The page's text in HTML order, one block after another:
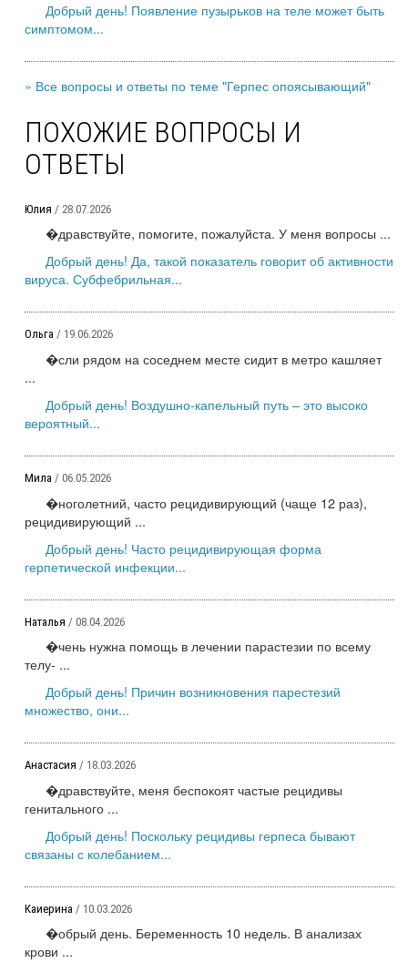
Добрый день! Появление пузырьков на теле может быть
симптомом...
» Все вопросы и ответы по теме "Герпес опоясывающий"
ПОХОЖИЕ ВОПРОСЫ И
ОТВЕТЫ
Юлия / 28.07.2026
�дравствуйте, помогите, пожалуйста. У меня вопросы ...
Добрый день! Да, такой показатель говорит об активности
вируса. Субфебрильная...
Ольга / 19.06.2026
�сли рядом на соседнем месте сидит в метро кашляет
...
Добрый день! Воздушно-капельный путь – это высоко
вероятный...
Мила / 06.05.2026
�ноголетний, часто рецидивирующий (чаще 12 раз),
рецидивирующий ...
Добрый день! Часто рецидивирующая форма
герпетической инфекции...
Наталья / 08.04.2026
�чень нужна помощь в лечении парастезии по всему
телу- ...
Добрый день! Причин возникновения парестезий
множество, они...
Анастасия / 18.03.2026
�дравствуйте, меня беспокоят частые рецидивы
генитального ...
Добрый день! Поскольку рецидивы герпеса бывают
связаны с колебанием...
Каиерина / 10.03.2026
�обрый день. Беременность 10 недель. В анализах
крови ...